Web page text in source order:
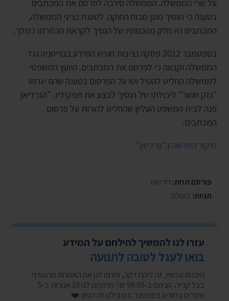
על שרי הממשלה. הממשלה סירבה לפרסם את המכתבים
בטענה כי הנסיך מוגן מכוח החוקה. לטענת נציגי הממשלה,
המכתבים היו חלק מהכנותיו של הנסיך לקראת הכתרתו כמלך.
בספטמבר 2012 פסקה נציבות חופש המידע בבריטניה נגד
הממשלה וקבעה כי לפרסם את המכתבים. היועץ המשפטי
לממשלה החליט להטיל וטו על הפרסום בטענה שהם יגרמו
"נזק חמור" ליכולתו של הנסיך לבצע את תפקידיו. "הגרדיאן
פנה לבית המשפט העליון שהחליט להורות על פרסום
המכתבים.
סיקור הפרשה ב"גרדיאן"
פורסם תחת: חדשות
תגיות: בעולם
עזרו לנו להמשיך להילחם על המידע
בואו לעגל לטובה לתנועה
היכנסו עכשיו, זה לוקח דקה, ותרמו לנו את האגורות מהעודף
בכל קנייה. קניתם ב-99.90 ₪? תרמתם לנו 10 אגורות. כ-5
שקלים בחודש במצטבר. בשבילנו זה המון. ❤️